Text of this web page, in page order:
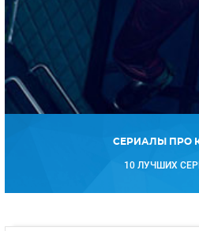
СЕРИАЛЫ ПРО
10 ЛУЧШИХ